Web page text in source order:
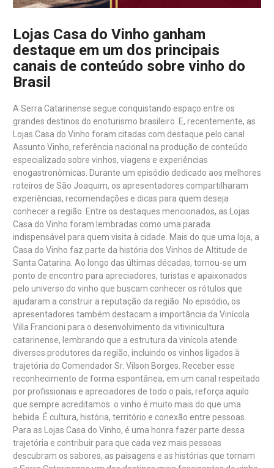
Lojas Casa do Vinho ganham
destaque em um dos principais
canais de conteúdo sobre vinho do
Brasil
A Serra Catarinense segue conquistando espaço entre os
grandes destinos do enoturismo brasileiro. E, recentemente, as
Lojas Casa do Vinho foram citadas com destaque pelo canal
Assunto Vinho, referência nacional na produção de conteúdo
especializado sobre vinhos, viagens e experiências
enogastronômicas. Durante um episódio dedicado aos melhores
roteiros de São Joaquim, os apresentadores compartilharam
experiências, recomendações e dicas para quem deseja
conhecer a região. Entre os destaques mencionados, as Lojas
Casa do Vinho foram lembradas como uma parada
indispensável para quem visita à cidade. Mais do que uma loja, a
Casa do Vinho faz parte da história dos Vinhos de Altitude de
Santa Catarina. Ao longo das últimas décadas, tornou-se um
ponto de encontro para apreciadores, turistas e apaixonados
pelo universo do vinho que buscam conhecer os rótulos que
ajudaram a construir a reputação da região. No episódio, os
apresentadores também destacam a importância da Vinícola
Villa Francioni para o desenvolvimento da vitivinicultura
catarinense, lembrando que a estrutura da vinícola atende
diversos produtores da região, incluindo os vinhos ligados à
trajetória do Comendador Sr. Vilson Borges. Receber esse
reconhecimento de forma espontânea, em um canal respeitado
por profissionais e apreciadores de todo o país, reforça aquilo
que sempre acreditamos: o vinho é muito mais do que uma
bebida. É cultura, história, território e conexão entre pessoas.
Para as Lojas Casa do Vinho, é uma honra fazer parte dessa
trajetória e contribuir para que cada vez mais pessoas
descubram os sabores, as paisagens e as histórias que tornam